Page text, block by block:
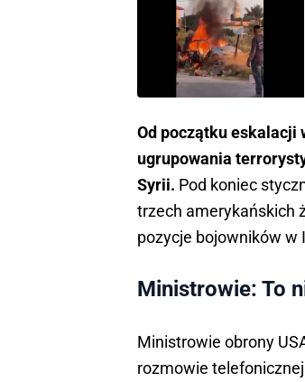
Od początku eskalacji
ugrupowania
Syrii. Pod koniec
trzech amerykańskich
pozycje bojowników w
Ministrowie: To
Ministrowie obrony
rozmowie